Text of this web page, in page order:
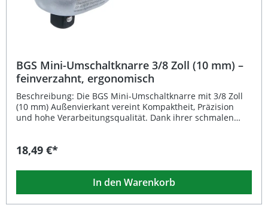
BGS Mini-Umschaltknarre 3/8 Zoll (10 mm) –
feinverzahnt, ergonomisch
Beschreibung: Die BGS Mini-Umschaltknarre mit 3/8 Zoll
(10 mm) Außenvierkant vereint Kompaktheit, Präzision
und hohe Verarbeitungsqualität. Dank ihrer schmalen
feinverzahnte Knarrenkopf mit 90 Zähnen ermöglicht eine
Arbeiten auch bei minimalem Rückholwinkel. Der
eingelegte Umschalthebel gewährleistet einen schnellen
Richtungswechsel, während der praktische Einsatz-
Schnelllöser den Werkzeugwechsel erleichtert. Der
18,49 €*
In den Warenkorb